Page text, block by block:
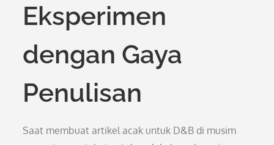
Eksperimen
dengan Gaya
Penulisan
Saat membuat artikel acak untuk D&B di musim